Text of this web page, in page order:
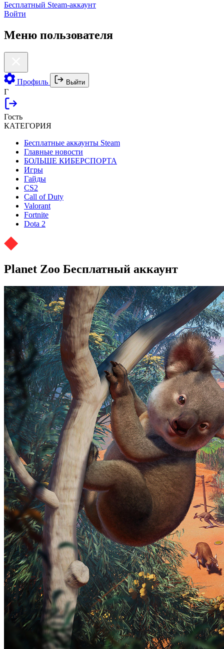
Бесплатный Steam-аккаунт
Войти
Меню пользователя
Профиль Выйти
Г
Гость
КАТЕГОРИЯ
Бесплатные аккаунты Steam
Главные новости
БОЛЬШЕ КИБЕРСПОРТА
Игры
Гайды
CS2
Call of Duty
Valorant
Fortnite
Dota 2
Planet Zoo Бесплатный аккаунт